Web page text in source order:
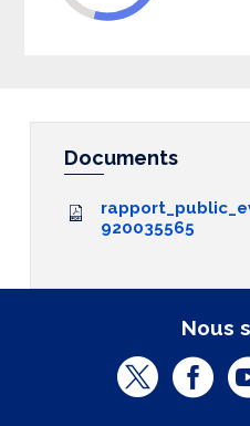
Documents
920035565
Nous
T
F